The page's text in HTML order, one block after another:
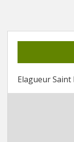
Elagueur